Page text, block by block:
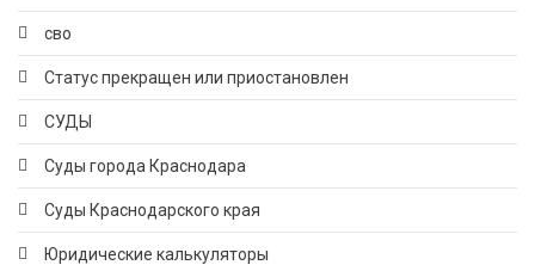
сво
Статус прекращен или приостановлен
СУДЫ
Суды города Краснодара
Суды Краснодарского края
Юридические калькуляторы